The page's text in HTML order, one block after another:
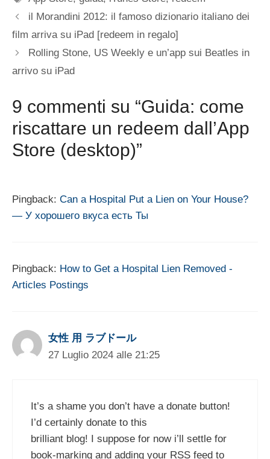
il Morandini 2012: il famoso dizionario italiano dei
film arriva su iPad [redeem in regalo]
Rolling Stone, US Weekly e un’app sui Beatles in
arrivo su iPad
9 commenti su “Guida: come
riscattare un redeem dall’App
Store (desktop)”
Pingback: Can a Hospital Put a Lien on Your House?
— У хорошего вкуса есть Ты
Pingback: How to Get a Hospital Lien Removed -
Articles Postings
女性 用 ラブドール
27 Luglio 2024 alle 21:25
It’s a shame you don’t have a donate button!
I’d certainly donate to this
brilliant blog! I suppose for now i’ll settle for
book-marking and adding your RSS feed to